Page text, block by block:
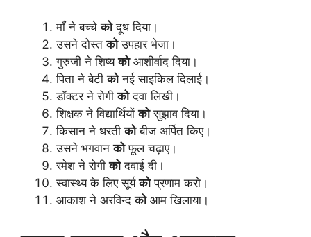
माँ ने बच्चेकोदूध दिया।
उसने दोस्तकोउपहार भेजा।
गुरुजी ने शिष्यकोआशीर्वाद दिया।
पिता ने बेटीकोनई साइकिल दिलाई।
डॉक्टर ने रोगीकोदवा लिखी।
शिक्षक ने विद्यार्थियोंकोसुझाव दिया।
किसान ने धरतीकोबीज अर्पित किए।
उसने भगवानकोफूल चढ़ाए।
रमेश ने रोगीकोदवाई दी।
स्वास्थ्य के लिए सूर्यकोप्रणाम करो।
आकाश ने अरविन्दकोआम खिलाया।